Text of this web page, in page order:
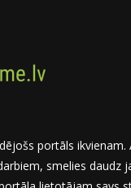
portāls ikvienam.
smelies daudz